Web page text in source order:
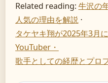
Related reading:牛沢の
人気の理由を解説 ·
タケヤキ翔が2025年3月
YouTuber・
歌手としての経歴とプロ